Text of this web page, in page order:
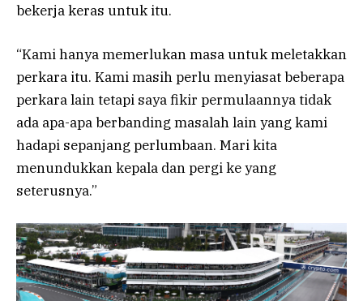
bekerja keras untuk itu.
“Kami hanya memerlukan masa untuk meletakkan
perkara itu. Kami masih perlu menyiasat beberapa
perkara lain tetapi saya fikir permulaannya tidak
ada apa-apa berbanding masalah lain yang kami
hadapi sepanjang perlumbaan. Mari kita
menundukkan kepala dan pergi ke yang
seterusnya.”